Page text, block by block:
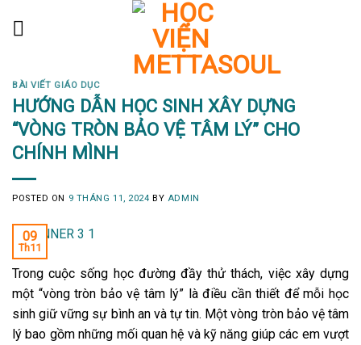
BÀI VIẾT GIÁO DỤC
HƯỚNG DẪN HỌC SINH XÂY DỰNG
“VÒNG TRÒN BẢO VỆ TÂM LÝ” CHO
CHÍNH MÌNH
POSTED ON 9 THÁNG 11, 2024 BY ADMIN
09
Th11
Trong cuộc sống học đường đầy thử thách, việc xây dựng
một “vòng tròn bảo vệ tâm lý” là điều cần thiết để mỗi học
sinh giữ vững sự bình an và tự tin. Một vòng tròn bảo vệ tâm
lý bao gồm những mối quan hệ và kỹ năng giúp các em vượt